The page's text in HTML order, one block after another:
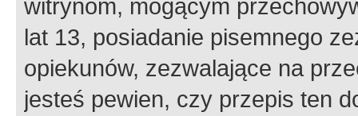
witrynom, mogącym
lat 13, posiadanie pisemnego
opiekunów, zezwalające na
jesteś pewien, czy przepis ten